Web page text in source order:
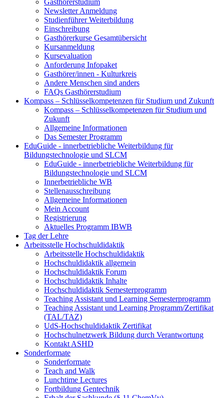
Gasthörerstudium
Newsletter Anmeldung
Studienführer Weiterbildung
Einschreibung
Gasthörerkurse Gesamtübersicht
Kursanmeldung
Kursevaluation
Anforderung Infopaket
Gasthörer/innen - Kulturkreis
Andere Menschen sind anders
FAQs Gasthörerstudium
Kompass – Schlüsselkompetenzen für Studium und Zukunft
Kompass – Schlüsselkompetenzen für Studium und
Zukunft
Allgemeine Informationen
Das Semester Programm
EduGuide - innerbetriebliche Weiterbildung für
Bildungstechnologie und SLCM
EduGuide - innerbetriebliche Weiterbildung für
Bildungstechnologie und SLCM
Innerbetriebliche WB
Stellenausschreibung
Allgemeine Informationen
Mein Account
Registrierung
Aktuelles Programm IBWB
Tag der Lehre
Arbeitsstelle Hochschuldidaktik
Arbeitsstelle Hochschuldidaktik
Hochschuldidaktik allgemein
Hochschuldidaktik Forum
Hochschuldidaktik Inhalte
Hochschuldidaktik Semesterprogramm
Teaching Assistant und Learning Semesterprogramm
Teaching Assistant und Learning Programm/Zertifikat
(TAL/TAZ)
UdS-Hochschuldidaktik Zertifikat
Hochschulnetzwerk Bildung durch Verantwortung
Kontakt ASHD
Sonderformate
Sonderformate
Teach and Walk
Lunchtime Lectures
Fortbildung Gentechnik